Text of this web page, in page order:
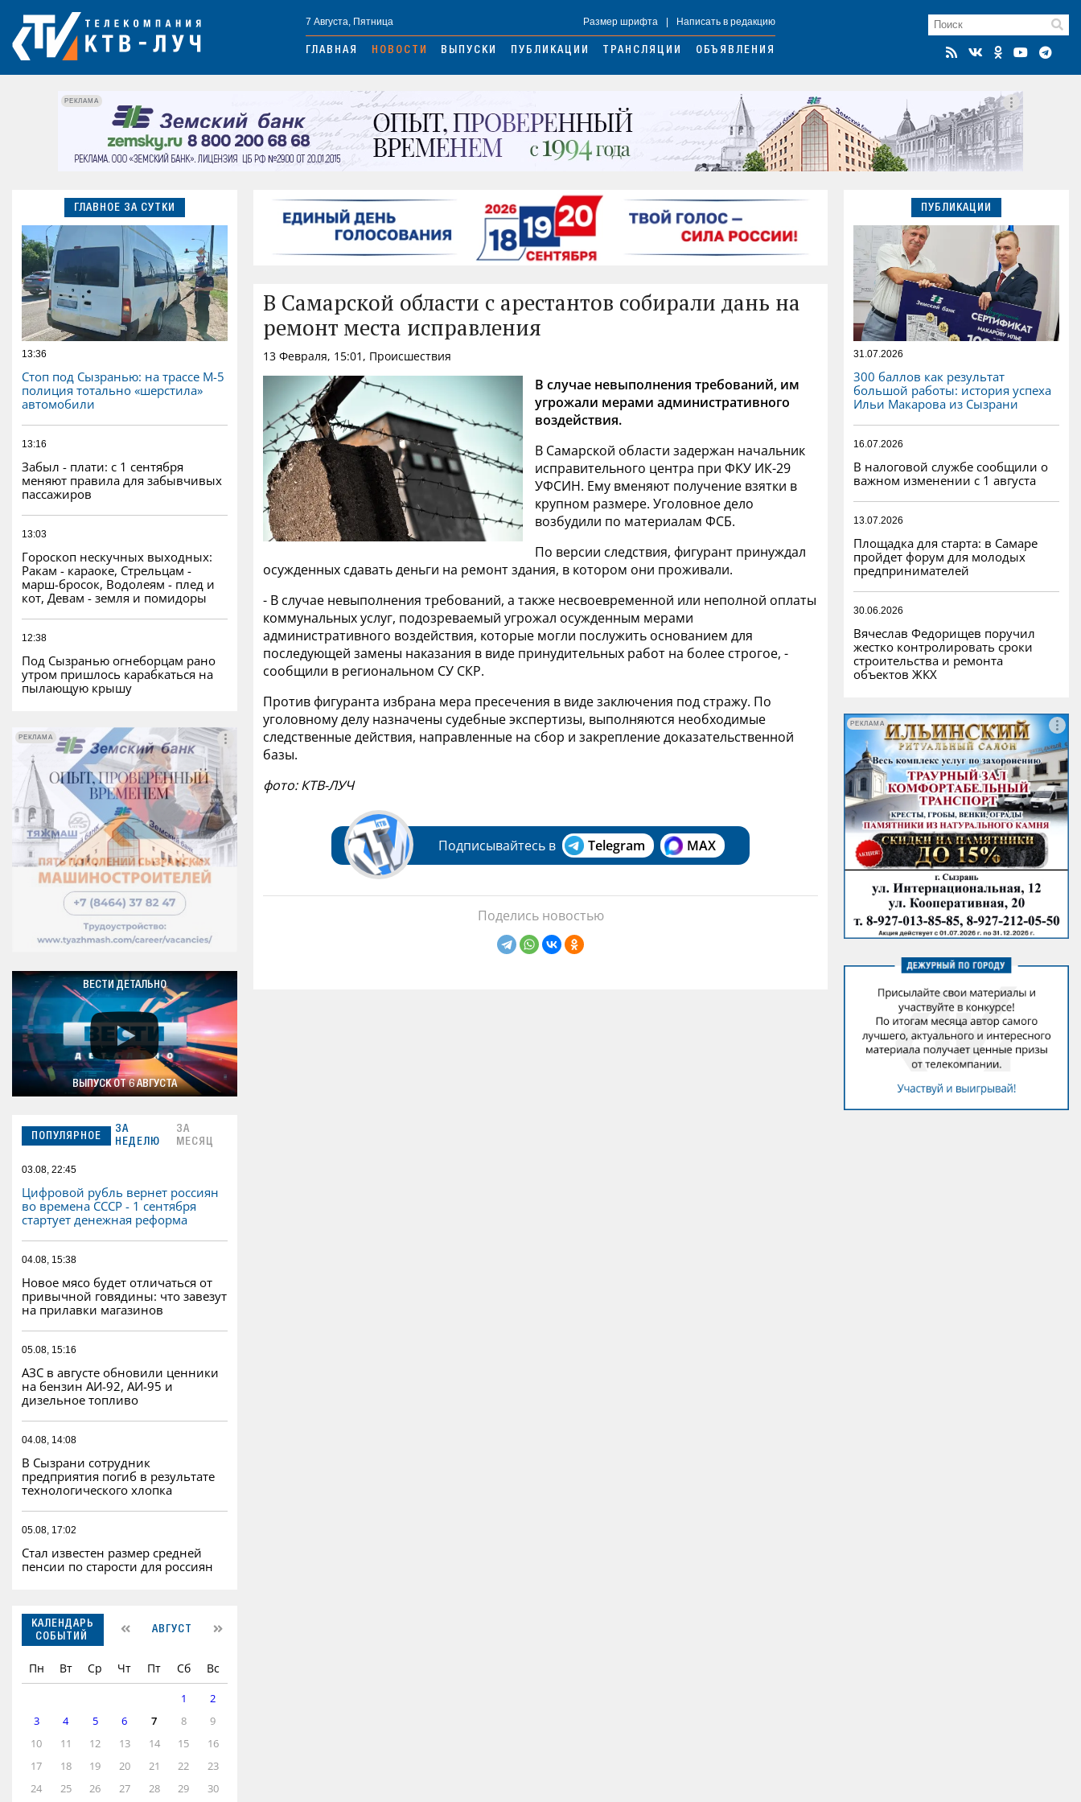
7 Августа, Пятница Размер шрифта Написать в редакцию
ГЛАВНАЯ НОВОСТИ ВЫПУСКИ ПУБЛИКАЦИИ ТРАНСЛЯЦИИ ОБЪЯВЛЕНИЯ
РЕКЛАМА
ГЛАВНОЕ ЗА СУТКИ
13:36
Стоп под Сызранью: на трассе М-5
полиция тотально «шерстила»
автомобили
13:16
Забыл - плати: с 1 сентября
меняют правила для забывчивых
пассажиров
13:03
Гороскоп нескучных выходных:
Ракам - караоке, Стрельцам -
марш-бросок, Водолеям - плед и
кот, Девам - земля и помидоры
12:38
Под Сызранью огнеборцам рано
утром пришлось карабкаться на
пылающую крышу
РЕКЛАМА
РЕКЛАМА
ВЕСТИ ДЕТАЛЬНО
ВЫПУСК ОТ 6 АВГУСТА
ПОПУЛЯРНОЕ
ЗА
НЕДЕЛЮ
ЗА
МЕСЯЦ
03.08, 22:45
Цифровой рубль вернет россиян
во времена СССР - 1 сентября
стартует денежная реформа
04.08, 15:38
Новое мясо будет отличаться от
привычной говядины: что завезут
на прилавки магазинов
05.08, 15:16
АЗС в августе обновили ценники
на бензин АИ-92, АИ-95 и
дизельное топливо
04.08, 14:08
В Сызрани сотрудник
предприятия погиб в результате
технологического хлопка
05.08, 17:02
Стал известен размер средней
пенсии по старости для россиян
КАЛЕНДАРЬ
СОБЫТИЙ
АВГУСТ
Пн Вт Ср Чт Пт Сб Вс
1
2
3
4 5 6 7 8
9
10
11 12 13 14 15
16
17
18 19 20 21 22
23
24
25 26 27 28 29 30
В Самарской области с арестантов собирали дань на
ремонт места исправления
13 Февраля, 15:01, Происшествия
В случае невыполнения требований, им
угрожали мерами административного
воздействия.
В Самарской области задержан начальник
исправительного центра при ФКУ ИК-29
УФСИН. Ему вменяют получение взятки в
крупном размере. Уголовное дело
возбудили по материалам ФСБ.
По версии следствия, фигурант принуждал
осужденных сдавать деньги на ремонт здания, в котором они проживали.
- В случае невыполнения требований, а также несвоевременной или неполной оплаты
коммунальных услуг, подозреваемый угрожал осужденным мерами
административного воздействия, которые могли послужить основанием для
последующей замены наказания в виде принудительных работ на более строгое, -
сообщили в региональном СУ СКР.
Против фигуранта избрана мера пресечения в виде заключения под стражу. По
уголовному делу назначены судебные экспертизы, выполняются необходимые
следственные действия, направленные на сбор и закрепление доказательственной
базы.
фото: КТВ-ЛУЧ
Подписывайтесь в Telegram MAX
Поделись новостью
ПУБЛИКАЦИИ
31.07.2026
300 баллов как результат
большой работы: история успеха
Ильи Макарова из Сызрани
16.07.2026
В налоговой службе сообщили о
важном изменении с 1 августа
13.07.2026
Площадка для старта: в Самаре
пройдет форум для молодых
предпринимателей
30.06.2026
Вячеслав Федорищев поручил
жестко контролировать сроки
строительства и ремонта
объектов ЖКХ
РЕКЛАМА